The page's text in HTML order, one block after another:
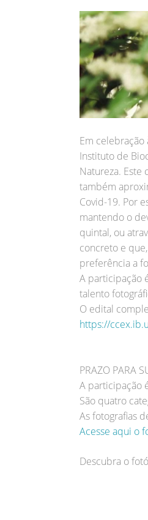
Em celebração
Instituto de
Natureza. Este
também
Covid-19. Por
mantendo o
quintal, ou
concreto e
preferência a
A participação
talento
O edital
https://
PRAZO PARA
A participação
São quatro
As fotografias
Acesse aqui o
Descubra o